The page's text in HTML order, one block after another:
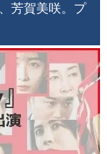
芳賀美咲。プ